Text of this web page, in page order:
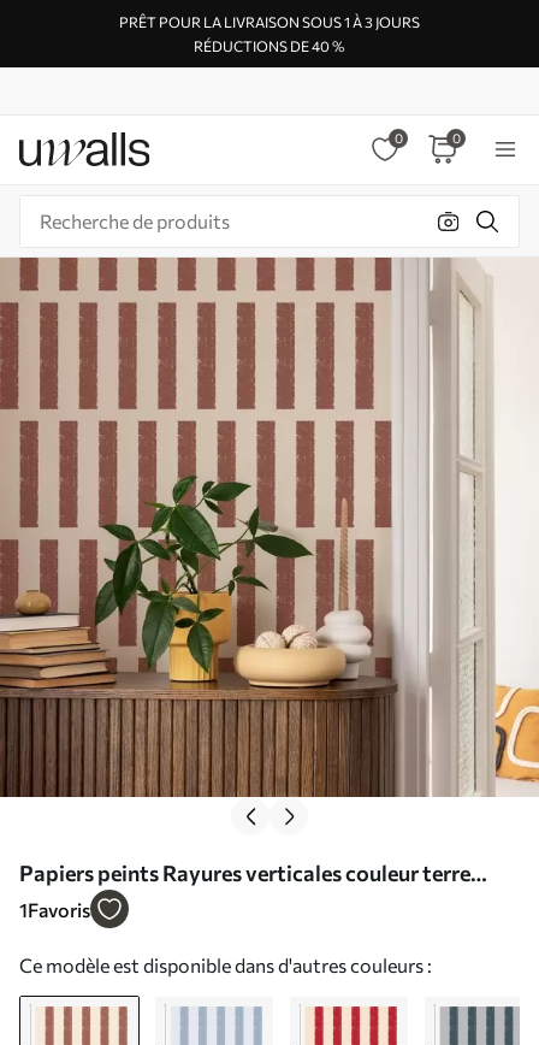
PRÊT POUR LA LIVRAISON SOUS 1 À 3 JOURS
RÉDUCTIONS DE 40 %
0 0
Papiers peints Rayures verticales couleur terre
cuite sur fond clair Nr. a01189v1
1Favoris
Ce modèle est disponible dans d'autres couleurs :